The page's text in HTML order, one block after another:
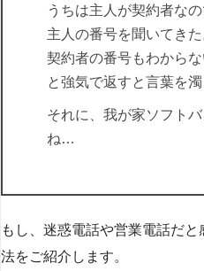
うちは主人が契約者な
主人の番号を聞いてきた
契約者の番号もわから
と強気で返すと言葉を
それに、我が家ソフト
ね…
もし、迷惑電話や営業電話だ
法をご紹介します。